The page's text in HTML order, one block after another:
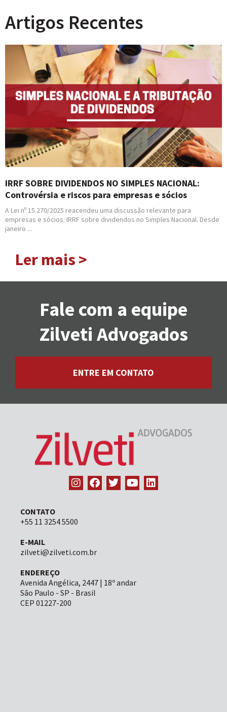
Artigos Recentes
IRRF SOBRE DIVIDENDOS NO SIMPLES NACIONAL:
Controvérsia e riscos para empresas e sócios
A Lei nº 15.270/2025 reacendeu uma discussão relevante para
empresas e sócios: IRRF sobre dividendos no Simples Nacional. Desde
janeiro ...
Ler mais >
Fale com a equipe
Zilveti Advogados
ENTRE EM CONTATO
CONTATO
+55 11 3254 5500
E-MAIL
zilveti@zilveti.com.br
ENDEREÇO
Avenida Angélica, 2447 | 18º andar
São Paulo - SP - Brasil
CEP 01227-200